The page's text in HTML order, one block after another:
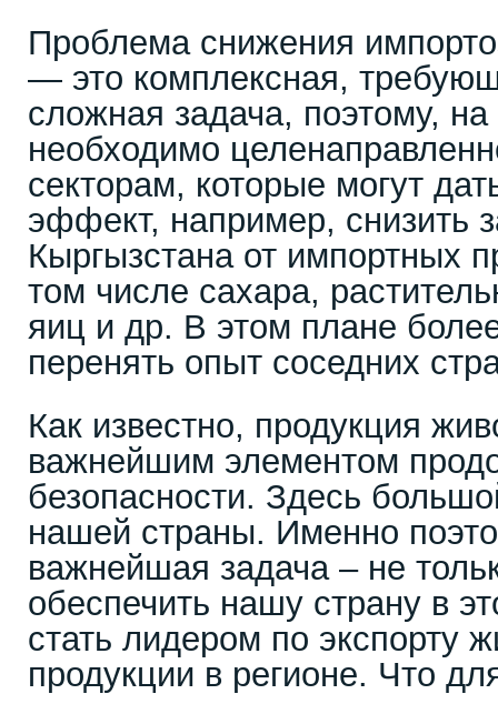
Проблема снижения
— это комплексная,
сложная задача, поэтому,
необходимо
секторам, которые могут
эффект, например, снизить
Кыргызстана от импортных
том числе сахара,
яиц и др. В этом плане
перенять опыт соседних
Как известно, продукция
важнейшим элементом
безопасности. Здесь
нашей страны. Именно
важнейшая задача – не
обеспечить нашу страну в
стать лидером по экспорту
продукции в регионе. Что